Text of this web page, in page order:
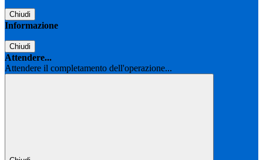
Chiudi
Informazione
Chiudi
Attendere...
Attendere il completamento dell'operazione...